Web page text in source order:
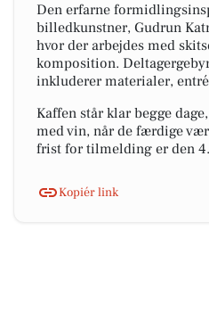
Den erfarne
billedkunstner, Gudrun
hvor der arbejdes med
komposition.
inkluderer materialer,
Kaffen står klar begge
med vin, når de færdige
frist for tilmelding er den
Kopiér link